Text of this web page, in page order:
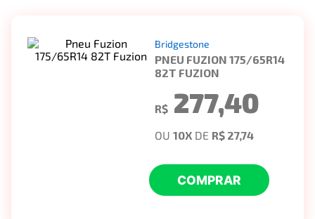
Bridgestone
PNEU FUZION 175/65R14
82T FUZION
R$ 277,40
OU 10XDE R$ 27,74
COMPRAR